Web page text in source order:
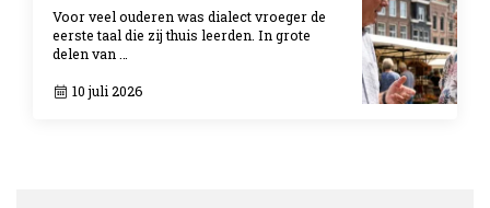
Voor veel ouderen was dialect vroeger de
eerste taal die zij thuis leerden. In grote
delen van …
10 juli 2026